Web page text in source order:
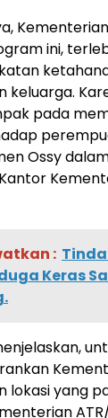
ini,
keluarga.
pada
Ossy
:
Keras
lokasi yang